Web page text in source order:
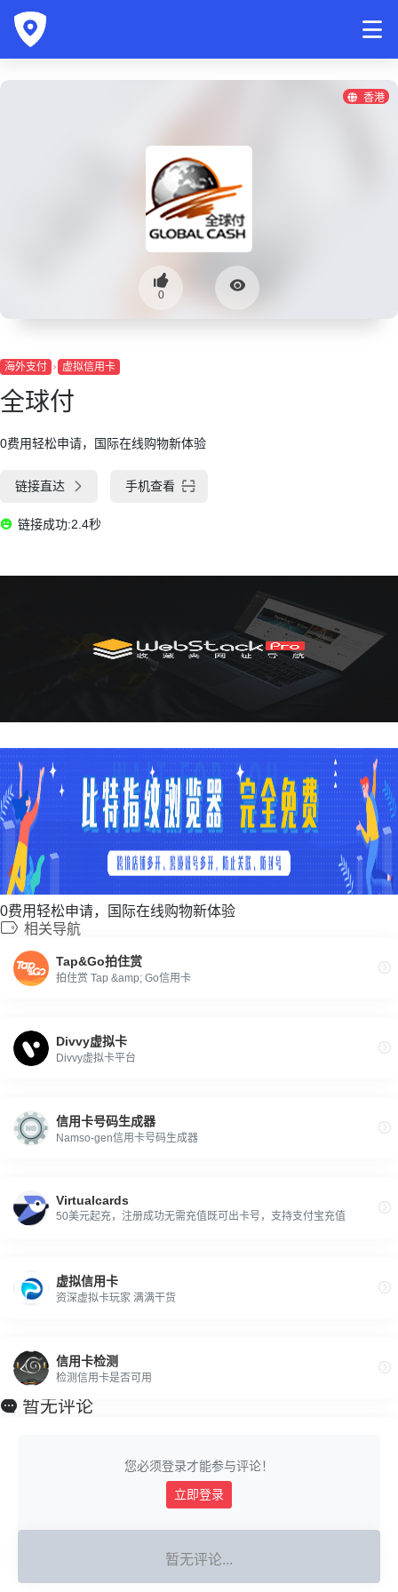
香港
0
海外支付 虚拟信用卡
全球付
0费用轻松申请，国际在线购物新体验
链接直达 手机查看
链接成功:2.4秒
0费用轻松申请，国际在线购物新体验
相关导航
Tap&Go拍住赏
拍住赏 Tap &amp; Go信用卡
Divvy虚拟卡
Divvy虚拟卡平台
信用卡号码生成器
Namso-gen信用卡号码生成器
Virtualcards
50美元起充，注册成功无需充值既可出卡号，支持支付宝充值
虚拟信用卡
资深虚拟卡玩家 满满干货
信用卡检测
检测信用卡是否可用
暂无评论
您必须登录才能参与评论！
立即登录
暂无评论...